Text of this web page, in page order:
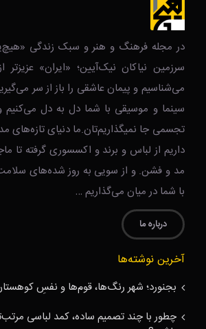
در مجله فرهنگ و هنر و سبک زندگی‌
سرزمین نیاکان نیک‌‌‌آیین؛ «ایران» عزیزتر
می‌شناسیم و پیمان عاشقی را باز از سر
سینما و موسیقی با شما دل به دل می‌کنیم و
تجسمی جا نمیگذاریم‌تان.ما دنیای تازه‌های
داریم از لباس و برند و اکسسوری گرفته تا
مد و فشن. و از سویی به روز شده‌های
با شما در میان می‌گذاریم …
درباره ما
آخرین نوشته‌ها
بجنورد؛ شهر رنگ‌ها، قوم‌ها و نفسِ
چطور با چند تصمیم ساده، کمد لباسی